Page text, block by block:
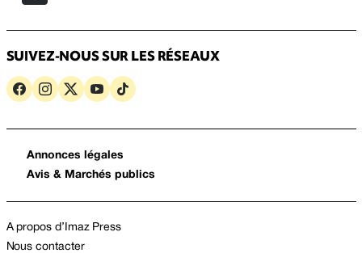
SUIVEZ-NOUS SUR LES RÉSEAUX
Annonces légales
Avis & Marchés publics
A propos d’Imaz Press
Nous contacter